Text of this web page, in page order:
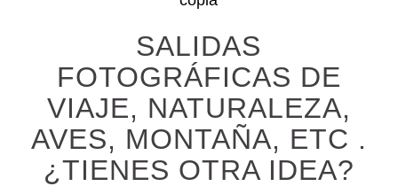
SALIDAS
FOTOGRÁFICAS DE
VIAJE, NATURALEZA,
AVES, MONTAÑA, ETC .
¿TIENES OTRA IDEA?